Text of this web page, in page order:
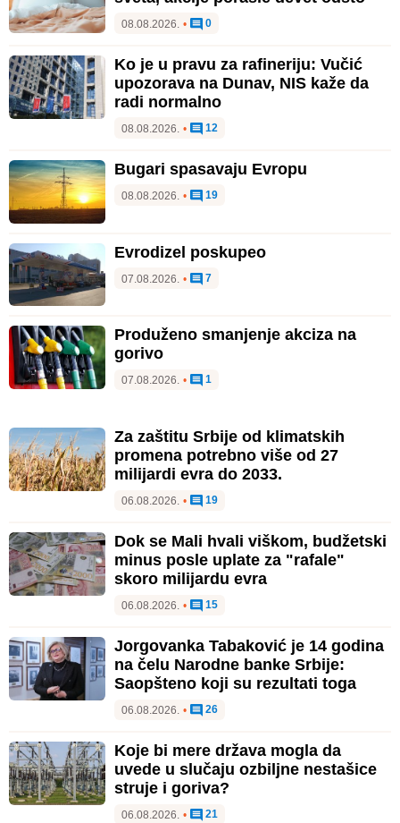
08.08.2026. • 0
Ko je u pravu za rafineriju: Vučić
upozorava na Dunav, NIS kaže da
radi normalno
08.08.2026. • 12
Bugari spasavaju Evropu
08.08.2026. • 19
Evrodizel poskupeo
07.08.2026. • 7
Produženo smanjenje akciza na
gorivo
07.08.2026. • 1
Za zaštitu Srbije od klimatskih
promena potrebno više od 27
milijardi evra do 2033.
06.08.2026. • 19
Dok se Mali hvali viškom, budžetski
minus posle uplate za "rafale"
skoro milijardu evra
06.08.2026. • 15
Jorgovanka Tabaković je 14 godina
na čelu Narodne banke Srbije:
Saopšteno koji su rezultati toga
06.08.2026. • 26
Koje bi mere država mogla da
uvede u slučaju ozbiljne nestašice
struje i goriva?
06.08.2026. • 21